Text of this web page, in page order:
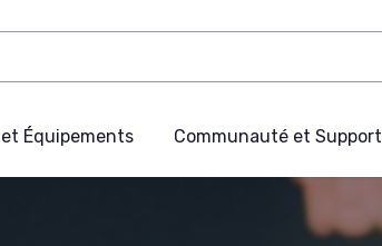
Équipements Communauté et Support